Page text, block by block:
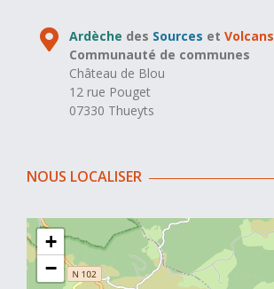
Ardèche des Sources etVolcans
Communauté de communes
Château de Blou
12 rue Pouget
07330 Thueyts
NOUS LOCALISER
+
−